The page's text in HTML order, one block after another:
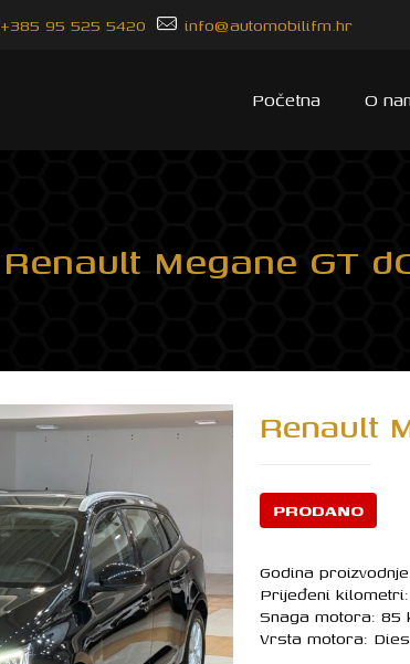
+385 95 525 5420 info@automobilifm.hr
Početna O
Renault Megane GT
Renault
PRODANO
Godina
Prijeđeni kilometri:
Snaga motora: 85
Vrsta motora: